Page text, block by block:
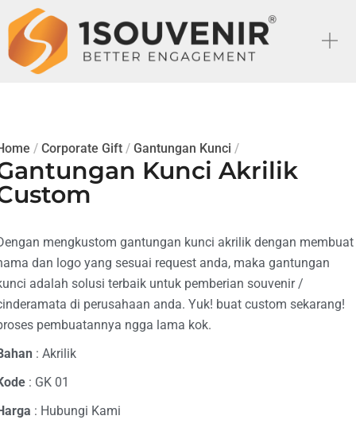
/ Corporate Gift / Gantungan Kunci /
Kunci Akrilik
mengkustom gantungan kunci akrilik dengan membuat
dan logo yang sesuai request anda, maka gantungan
adalah solusi terbaik untuk pemberian souvenir /
di perusahaan anda. Yuk! buat custom sekarang!
pembuatannya ngga lama kok.
: Akrilik
: GK 01
: Hubungi Kami